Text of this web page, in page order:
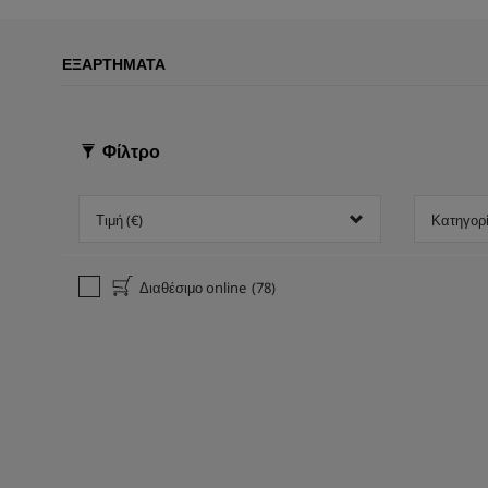
ΕΞΑΡΤΉΜΑΤΑ
Φίλτρο
Τιμή (€)
Διαθέσιμο online (78)